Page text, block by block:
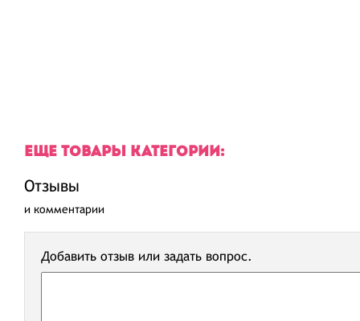
ЕЩЕ ТОВАРЫ КАТЕГОРИИ:
Отзывы
и комментарии
Добавить отзыв или задать вопрос.